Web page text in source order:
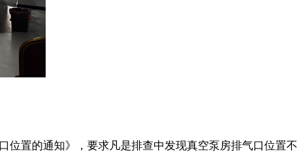
位置的通知》，要求凡是排查中发现真空泵房排气口位置不